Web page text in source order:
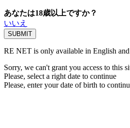
あなたは18歳以上ですか？
いいえ
RE NET is only available in English and
Sorry, we can't grant you access to this
Please, select a right date to continue
Please, enter your date of birth to